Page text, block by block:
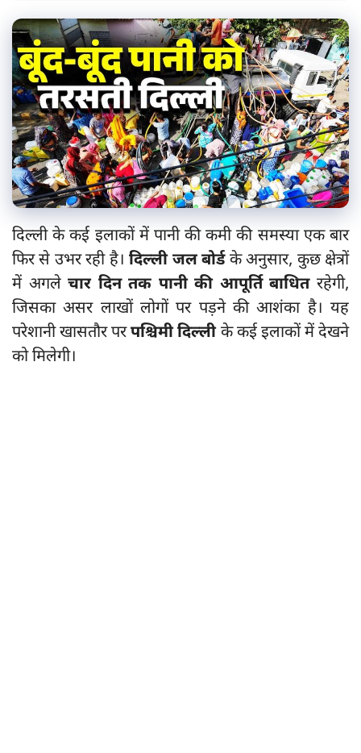
दिल्ली के कई इलाकों में पानी की कमी की समस्या एक बार
फिर से उभर रही है।दिल्ली जल बोर्डके अनुसार, कुछ क्षेत्रों
में अगलेचार दिन तक पानी की आपूर्ति बाधितरहेगी,
जिसका असर लाखों लोगों पर पड़ने की आशंका है। यह
परेशानी खासतौर परपश्चिमी दिल्लीके कई इलाकों में देखने
को मिलेगी।